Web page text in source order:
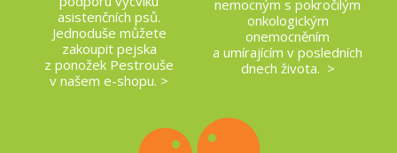
asistenčních psů.
Jednoduše můžete
zakoupit pejska
z ponožek Pestrouše
v našem e-shopu. >
nemocným s pokročilým
onkologickým
onemocněním
a umírajícím v posledních
dnech života. >